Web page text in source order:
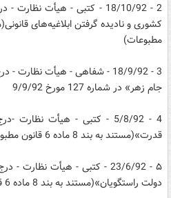
2 - 18/10/92 - کتبی - هیأت
مطبوعات)
3 - 18/9/92 - شفاهی - هیأت نظارت
جام زهر» در شماره 127 مورخ 9/9/92
4 - 5/8/92 - کتبی - هیأت
قدرت»(مستند به بند 8 ماده 6 قانون مطبوعات)
۵ - 23/6/92 - کتبی - هیأت
دولت راستگویان»(مستند به بند 8 ماده 6 قانون مطبوعات)